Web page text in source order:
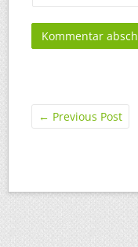
← Previous Post